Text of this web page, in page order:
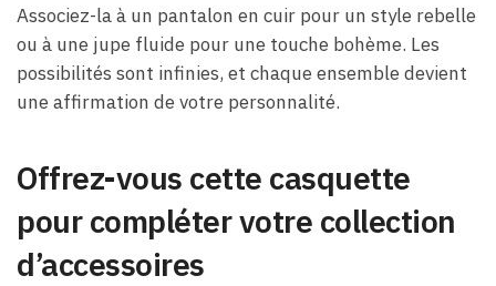
Associez-la à un pantalon en cuir pour un style rebelle
ou à une jupe fluide pour une touche bohème. Les
possibilités sont infinies, et chaque ensemble devient
une affirmation de votre personnalité.
Offrez-vous cette casquette
pour compléter votre collection
d’accessoires